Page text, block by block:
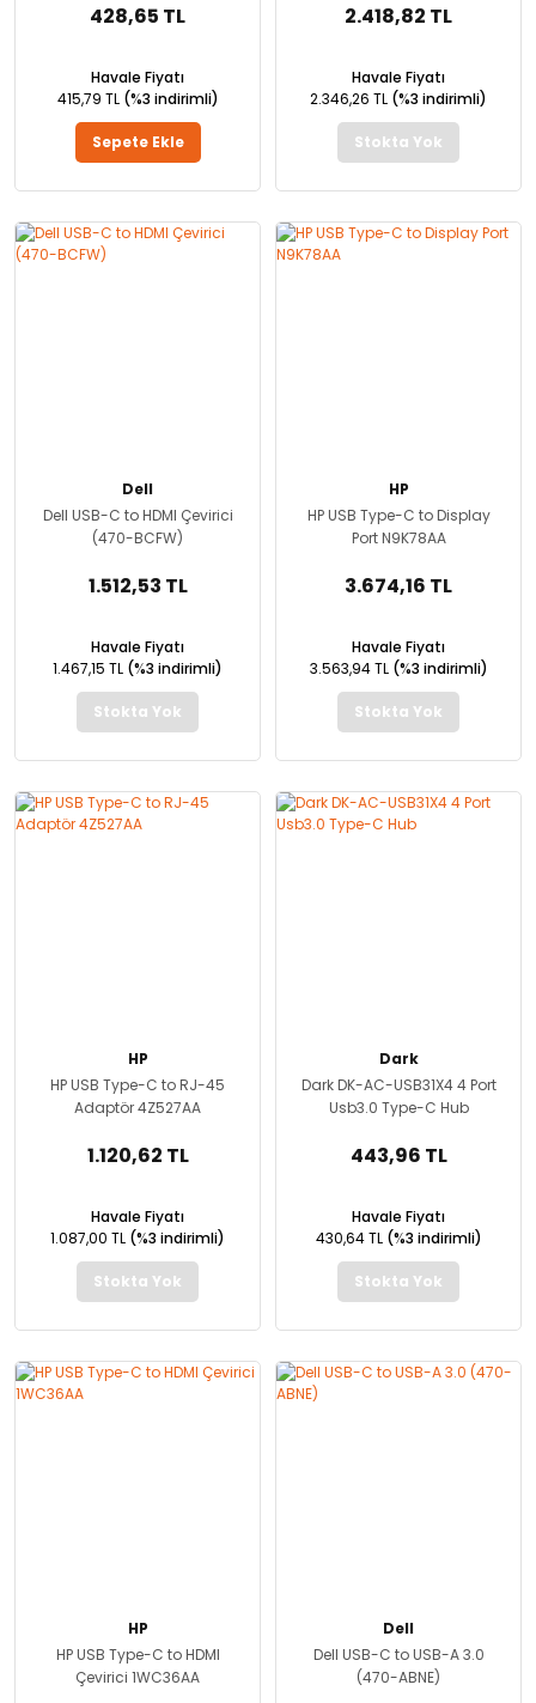
428,65 TL
Havale Fiyatı
415,79 TL (%3 indirimli)
Sepete Ekle
2.418,82 TL
Havale Fiyatı
2.346,26 TL (%3 indirimli)
Stokta Yok
Dell
Dell USB-C to HDMI Çevirici
(470-BCFW)
1.512,53 TL
Havale Fiyatı
1.467,15 TL (%3 indirimli)
Stokta Yok
HP
HP USB Type-C to Display
Port N9K78AA
3.674,16 TL
Havale Fiyatı
3.563,94 TL (%3 indirimli)
Stokta Yok
HP
HP USB Type-C to RJ-45
Adaptör 4Z527AA
1.120,62 TL
Havale Fiyatı
1.087,00 TL (%3 indirimli)
Stokta Yok
Dark
Dark DK-AC-USB31X4 4 Port
Usb3.0 Type-C Hub
443,96 TL
Havale Fiyatı
430,64 TL (%3 indirimli)
Stokta Yok
HP
HP USB Type-C to HDMI
Çevirici 1WC36AA
Dell
Dell USB-C to USB-A 3.0
(470-ABNE)